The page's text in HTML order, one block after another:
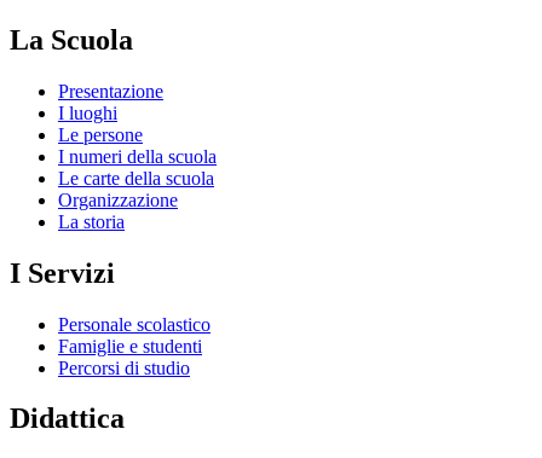
La Scuola
Presentazione
I luoghi
Le persone
I numeri della scuola
Le carte della scuola
Organizzazione
La storia
I Servizi
Personale scolastico
Famiglie e studenti
Percorsi di studio
Didattica